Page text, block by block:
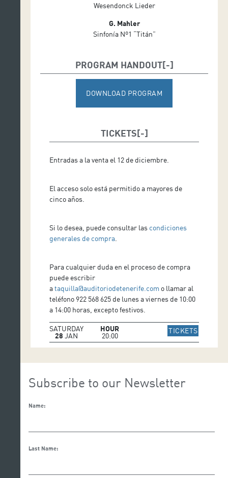
Wesendonck Lieder
G. Mahler
Sinfonía Nº1 “Titán”
PROGRAM HANDOUT
DOWNLOAD PROGRAM
TICKETS
Entradas a la venta el 12 de diciembre.
El acceso solo está permitido a mayores de
cinco años.
Si lo desea, puede consultar las condiciones
generales de compra
Para cualquier duda en el proceso de compra
puede escribir
ataquilla@auditoriodetenerife.com o llamar al
teléfono 922 568 625 de lunes a viernes de 10:00
a 14:00 horas, excepto festivos.
SATURDAY
28 JAN
HOUR
20:00
TICKETSIR A
Subscribe to our Newsletter
Name:
Last Name: